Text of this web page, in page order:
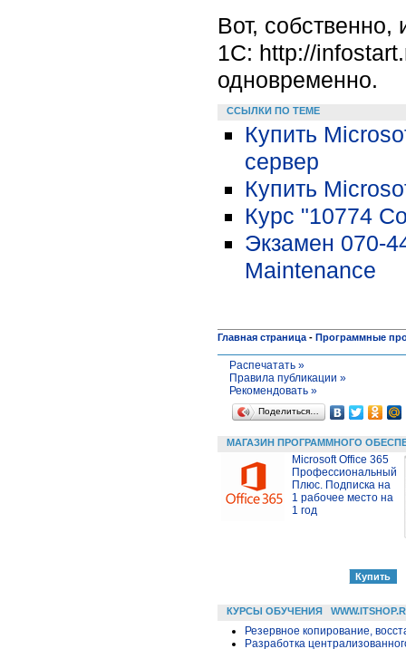
Вот,
1С: http://
одновременно.
ССЫЛКИ ПО ТЕМЕ
Купить
сервер
Купить
Курс "10774
Экзамен 070-
Maintenance
Главная страница - Программные
Распечатать »
Правила публикации »
Рекомендовать »
Поделиться…
МАГАЗИН ПРОГРАММНОГО
Microsoft Office 365
Профессиональный
Плюс. Подписка на
1 рабочее место на
1 год
КУРСЫ ОБУЧЕНИЯ
Резервное копирование,
Разработка